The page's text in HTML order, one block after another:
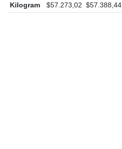
Kilogram
$57.273,02 $57.388,44